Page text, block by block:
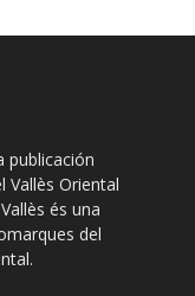
publicación
Vallès Oriental
és una
del